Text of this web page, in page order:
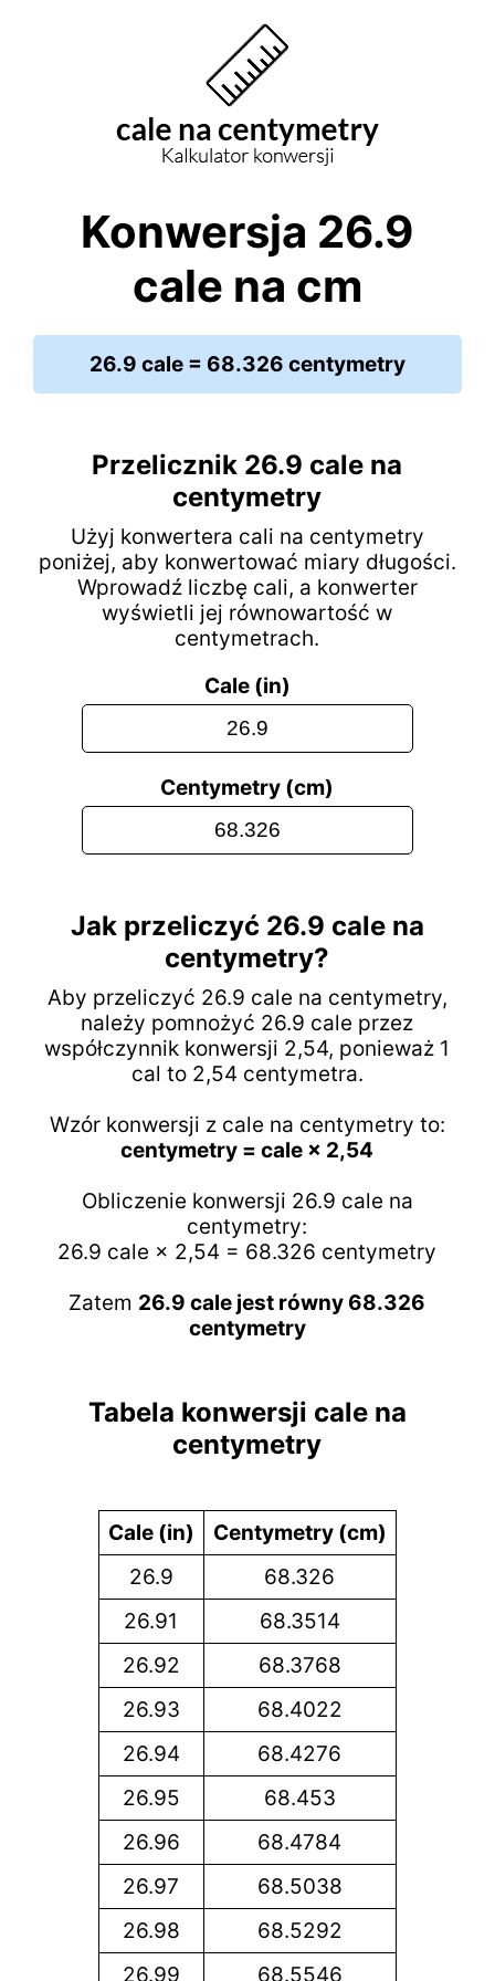
Konwersja 26.9
cale na cm
26.9 cale = 68.326 centymetry
Przelicznik 26.9 cale na
centymetry
Użyj konwertera cali na centymetry
poniżej, aby konwertować miary długości.
Wprowadź liczbę cali, a konwerter
wyświetli jej równowartość w
centymetrach.
Cale (in)
Centymetry (cm)
Jak przeliczyć 26.9 cale na
centymetry?
Aby przeliczyć 26.9 cale na centymetry,
należy pomnożyć 26.9 cale przez
współczynnik konwersji 2,54, ponieważ 1
cal to 2,54 centymetra.
Wzór konwersji z cale na centymetry to:
centymetry = cale × 2,54
Obliczenie konwersji 26.9 cale na
centymetry:
26.9 cale × 2,54 = 68.326 centymetry
Zatem 26.9 cale jest równy 68.326
centymetry
Tabela konwersji cale na
centymetry
Cale (in)
Centymetry (cm)
26.9
68.326
26.91
68.3514
26.92
68.3768
26.93
68.4022
26.94
68.4276
26.95
68.453
26.96
68.4784
26.97
68.5038
26.98
68.5292
26.99
68.5546